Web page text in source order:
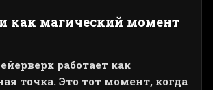
как магический момент
работает как
точка. Это тот момент, когда